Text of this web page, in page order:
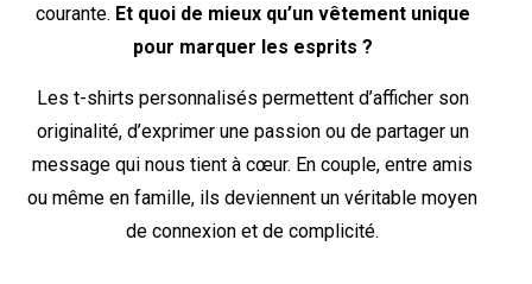
courante. Et quoi de mieux qu’un vêtement unique
pour marquer les esprits ?
Les t-shirts personnalisés permettent d’afficher son
originalité, d’exprimer une passion ou de partager un
message qui nous tient à cœur. En couple, entre amis
ou même en famille, ils deviennent un véritable moyen
de connexion et de complicité.